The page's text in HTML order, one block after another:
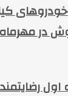
در مهرماه
اول